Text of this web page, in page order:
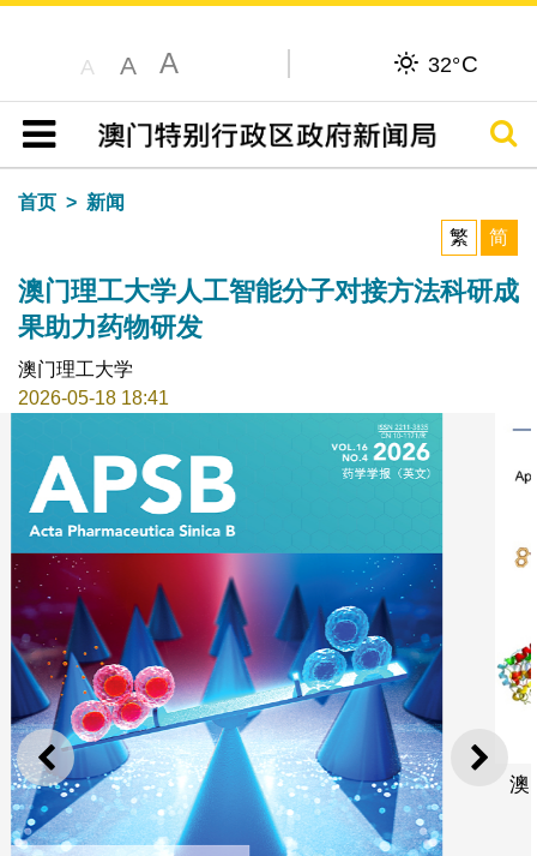
A A A 32°C
目录
搜寻
首页
新闻
繁
简
澳门理工大学人工智能分子对接方法科研成
果助力药物研发
澳门理工大学
2026-05-18 18:41
上一则 下一
澳门理工大学人工智能分子对接方法科研成果助力药
发